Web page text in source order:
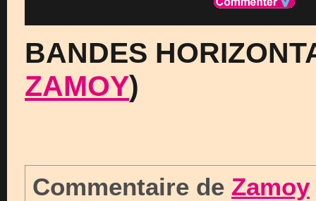
BANDES
ZAMOY)
Commentaire de Zamoy